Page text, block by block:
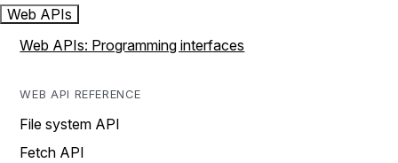
Web APIs
Web APIs: Programming interfaces
WEB API REFERENCE
File system API
Fetch API